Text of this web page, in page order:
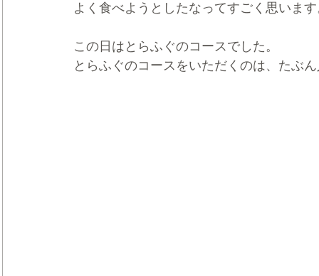
よく食べようとしたなってすごく思いま
この日はとらふぐのコースでした。
とらふぐのコースをいただくのは、たぶ